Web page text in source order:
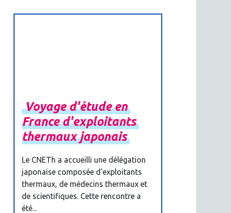
Voyaged'étudeen
Franced'exploitants
thermauxjaponais
Le CNETh a accueilli une délégation
japonaise composée d'exploitants
thermaux, de médecins thermaux et
de scientifiques. Cette rencontre a
été...